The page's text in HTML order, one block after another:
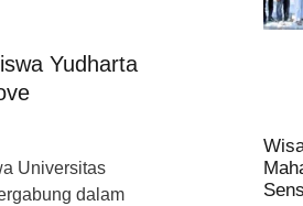
Yudharta
Universitas
dalam